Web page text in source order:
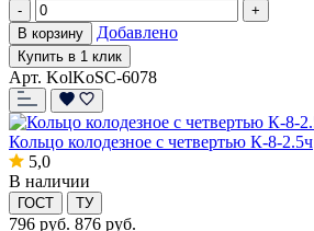
-
+
В корзину
Добавлено
Купить в 1 клик
Арт. KolKoSC-6078
Кольцо колодезное с четвертью К-8-2.5ч
5,0
В наличии
ГОСТ ТУ
796 руб. 876 руб.